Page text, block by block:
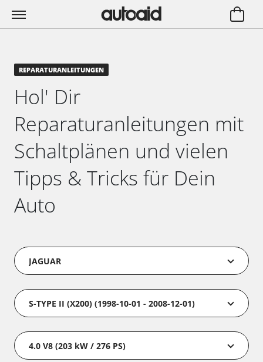
REPARATURANLEITUNGEN
Hol' Dir
Reparaturanleitungen mit
Schaltplänen und vielen
Tipps & Tricks für Dein
Auto
JAGUAR
S-TYPE II (X200) (1998-10-01 - 2008-12-01)
4.0 V8 (203 kW / 276 PS)